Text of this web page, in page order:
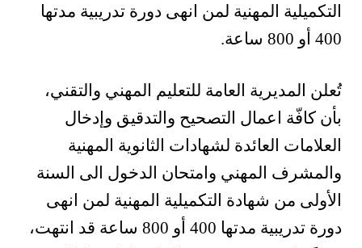
التكميلية المهنية لمن انهى دورة تدريبية مدتها
400 أو 800 ساعة.
تُعلن المديرية العامة للتعليم المهني والتقني،
بأن كافّة اعمال التصحيح والتدقيق وإدخال
العلامات العائدة لشهادات الثانوية المهنية
والمشرف المهني وامتحان الدخول الى السنة
الأولى من شهادة التكميلية المهنية لمن انهى
دورة تدريبية مدتها 400 أو 800 ساعة قد انتهت،